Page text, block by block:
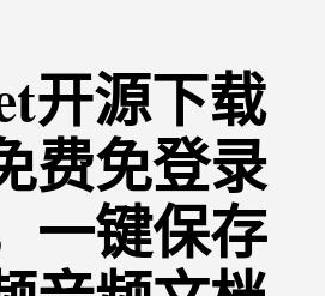
开源下载
费免登录
一键保存